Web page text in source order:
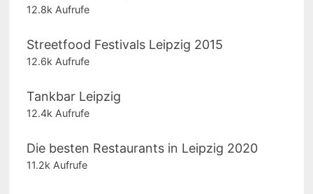
12.8k Aufrufe
Streetfood Festivals Leipzig 2015
12.6k Aufrufe
Tankbar Leipzig
12.4k Aufrufe
Die besten Restaurants in Leipzig 2020
11.2k Aufrufe